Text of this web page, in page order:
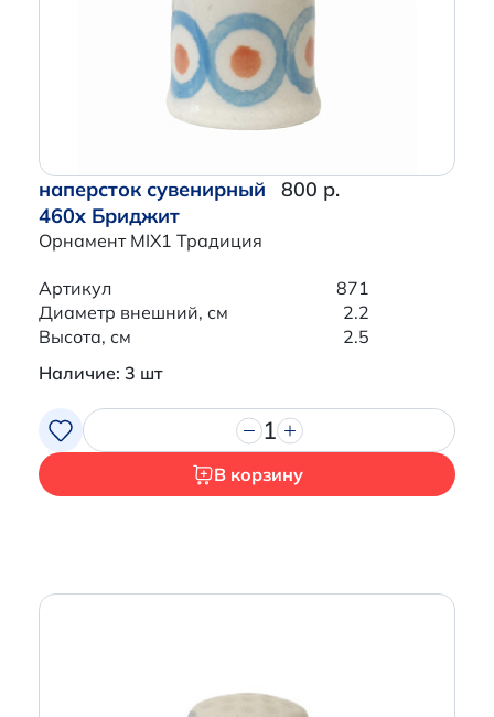
наперсток сувенирный
460x Бриджит
Орнамент MIX1 Традиция
800 р.
Артикул
871
Диаметр внешний, см
2.2
Высота, см
2.5
Наличие: 3 шт
1
В корзину